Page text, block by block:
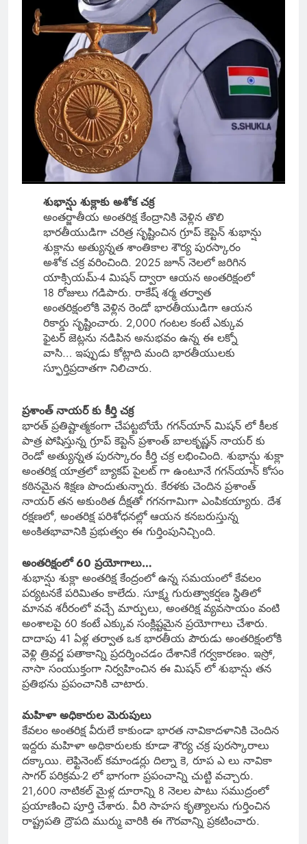
శుభాన్షు శుక్లాకు అశోక చక్ర
అంతర్జాతీయ అంతరిక్ష కేంద్రానికి వెళ్లిన తొలి
భారతీయుడిగా చరిత్ర సృష్టించిన గ్రూప్ కెప్టెన్ శుభాన్షు
శుక్లాను అత్యున్నత శాంతికాల శౌర్య పురస్కారం
అశోక చక్ర వరించింది. 2025 జూన్ నెలలో జరిగిన
యాక్సియమ్-4 మిషన్ ద్వారా ఆయన అంతరిక్షంలో
18 రోజులు గడిపారు. రాకేష్ శర్మ తర్వాత
అంతరిక్షంలోకి వెళ్లిన రెండో భారతీయుడిగా ఆయన
రికార్డు సృష్టించారు. 2,000 గంటల కంటే ఎక్కువ
ఫైటర్ జెట్లను నడిపిన అనుభవం ఉన్న ఈ లక్నో
వాసి… ఇప్పుడు కోట్లాది మంది భారతీయులకు
స్ఫూర్తిప్రదాతగా నిలిచారు.
ప్రశాంత్ నాయర్ కు కీర్తి చక్ర
భారత్ ప్రతిష్టాత్మకంగా చేపట్టబోయే గగన్‌యాన్ మిషన్ లో కీలక
పాత్ర పోషిస్తున్న గ్రూప్ కెప్టెన్ ప్రశాంత్ బాలకృష్ణన్ నాయర్ కు
రెండో అత్యున్నత పురస్కారం కీర్తి చక్ర లభించింది. శుభాన్షు శుక్లా
అంతరిక్ష యాత్రలో బ్యాకప్ పైలట్ గా ఉంటూనే గగన్‌యాన్ కోసం
కఠినమైన శిక్షణ పొందుతున్నారు. కేరళకు చెందిన ప్రశాంత్
నాయర్ తన అకుంఠిత దీక్షతో గగనగామిగా ఎంపికయ్యారు. దేశ
రక్షణలో, అంతరిక్ష పరిశోధనల్లో ఆయన కనబరుస్తున్న
అంకితభావానికి ప్రభుత్వం ఈ గుర్తింపునిచ్చింది.
అంతరిక్షంలో 60 ప్రయోగాలు…
శుభాన్షు శుక్లా అంతరిక్ష కేంద్రంలో ఉన్న సమయంలో కేవలం
పర్యటనకే పరిమితం కాలేదు. సూక్ష్మ గురుత్వాకర్షణ స్థితిలో
మానవ శరీరంలో వచ్చే మార్పులు, అంతరిక్ష వ్యవసాయం వంటి
అంశాలపై 60 కంటే ఎక్కువ సంక్లిష్టమైన ప్రయోగాలు చేశారు.
దాదాపు 41 ఏళ్ల తర్వాత ఒక భారతీయ పౌరుడు అంతరిక్షంలోకి
వెళ్లి త్రివర్ణ పతాకాన్ని ప్రదర్శించడం దేశానికే గర్వకారణం. ఇస్రో,
నాసా సంయుక్తంగా నిర్వహించిన ఈ మిషన్ లో శుభాన్షు తన
ప్రతిభను ప్రపంచానికి చాటారు.
మహిళా అధికారుల మెరుపులు
కేవలం అంతరిక్ష వీరులే కాకుండా భారత నావికాదళానికి చెందిన
ఇద్దరు మహిళా అధికారులకు కూడా శౌర్య చక్ర పురస్కారాలు
దక్కాయి. లెఫ్టినెంట్ కమాండర్లు దిల్నా కె, రూప ఎ లు నావికా
సాగర్ పరిక్రమ-2 లో భాగంగా ప్రపంచాన్ని చుట్టి వచ్చారు.
21,600 నాటికల్ మైళ్ల దూరాన్ని 8 నెలల పాటు సముద్రంలో
ప్రయాణించి పూర్తి చేశారు. వీరి సాహస కృత్యాలను గుర్తించిన
రాష్ట్రపతి ద్రౌపది ముర్ము వారికి ఈ గౌరవాన్ని ప్రకటించారు.